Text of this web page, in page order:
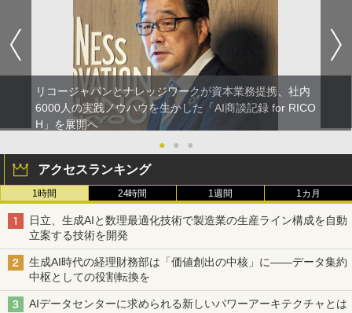
リコージャパンとナレッジワークが資本業務提携、社内
6000人の実践ノウハウを生かした「AI商談記録 for RICO
H」を展開へ
●
● ●
アクセスランキング
1時間 24時間 1週間 1カ月
日立、生成AIと数理最適化技術で製造業の生産ライン構成を自動
立案する技術を開発
生成AI時代の経理財務部は「価値創出の中核」に――データ集約
中枢としての役割転換を
AIデータセンターに求められる新しいパワーアーキテクチャとは